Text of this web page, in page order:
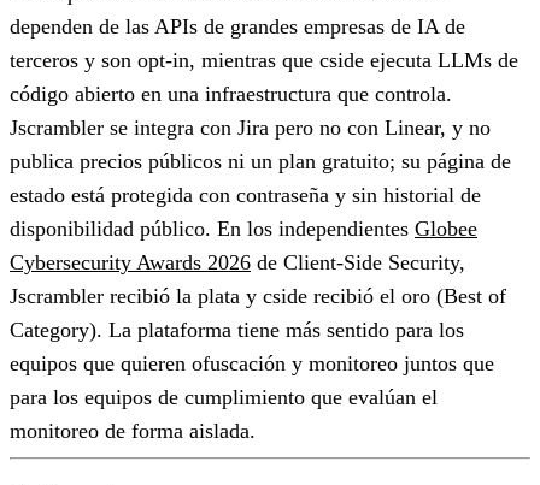
dependen de las APIs de grandes empresas de IA de
terceros y son opt-in, mientras que cside ejecuta LLMs de
código abierto en una infraestructura que controla.
Jscrambler se integra con Jira pero no con Linear, y no
publica precios públicos ni un plan gratuito; su página de
estado está protegida con contraseña y sin historial de
disponibilidad público. En los independientes Globee
Cybersecurity Awards 2026 de Client-Side Security,
Jscrambler recibió la plata y cside recibió el oro (Best of
Category). La plataforma tiene más sentido para los
equipos que quieren ofuscación y monitoreo juntos que
para los equipos de cumplimiento que evalúan el
monitoreo de forma aislada.